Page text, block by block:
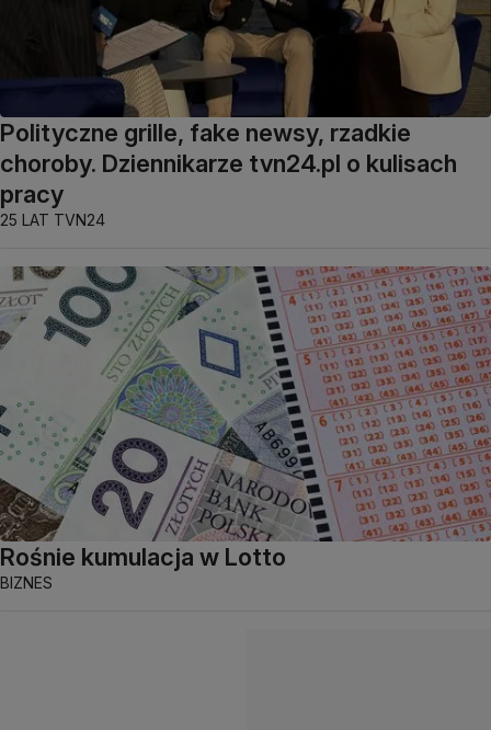
Polityczne grille, fake newsy, rzadkie
choroby. Dziennikarze tvn24.pl o kulisach
pracy
25 LAT TVN24
Rośnie kumulacja w Lotto
BIZNES